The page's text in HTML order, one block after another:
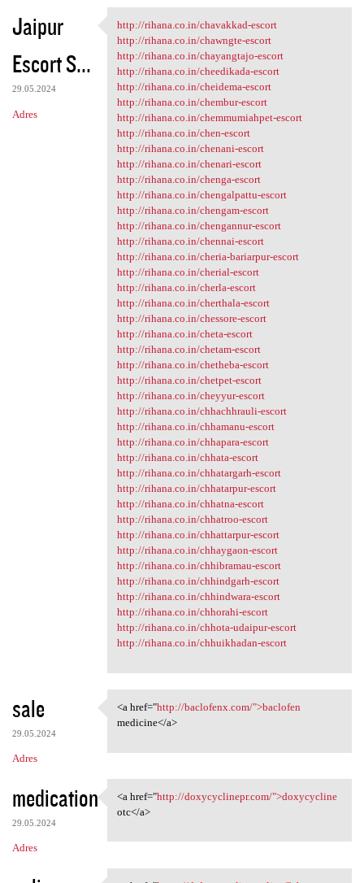
Jaipur
Escort S...
29.05.2024
Adres
http://rihana.co.in/chavakkad
http://rihana.co.in/chavakkad-escort
http://rihana.co.in/chawngte-escort
http://rihana.co.in/chayangtajo-escort
http://rihana.co.in/cheedikada-escort
http://rihana.co.in/cheidema-escort
http://rihana.co.in/chembur-escort
http://rihana.co.in/chemmumiahpet-escort
http://rihana.co.in/chen-escort
http://rihana.co.in/chenani-escort
http://rihana.co.in/chenari-escort
http://rihana.co.in/chenga-escort
http://rihana.co.in/chengalpattu-escort
http://rihana.co.in/chengam-escort
http://rihana.co.in/chengannur-escort
http://rihana.co.in/chennai-escort
http://rihana.co.in/cheria-bariarpur-escort
http://rihana.co.in/cherial-escort
http://rihana.co.in/cherla-escort
http://rihana.co.in/cherthala-escort
http://rihana.co.in/chessore-escort
http://rihana.co.in/cheta-escort
http://rihana.co.in/chetam-escort
http://rihana.co.in/chetheba-escort
http://rihana.co.in/chetpet-escort
http://rihana.co.in/cheyyur-escort
http://rihana.co.in/chhachhrauli-escort
http://rihana.co.in/chhamanu-escort
http://rihana.co.in/chhapara-escort
http://rihana.co.in/chhata-escort
http://rihana.co.in/chhatargarh-escort
http://rihana.co.in/chhatarpur-escort
http://rihana.co.in/chhatna-escort
http://rihana.co.in/chhatroo-escort
http://rihana.co.in/chhattarpur-escort
http://rihana.co.in/chhaygaon-escort
http://rihana.co.in/chhibramau-escort
http://rihana.co.in/chhindgarh-escort
http://rihana.co.in/chhindwara-escort
http://rihana.co.in/chhorahi-escort
http://rihana.co.in/chhota-udaipur-escort
http://rihana.co.in/chhuikhadan-escort
sale
29.05.2024
Adres
<a href="http://baclofenx.com
<a href="http://baclofenx.com/">baclofen
medicine</a>
medication
29.05.2024
Adres
<a href="http://doxycyclinepr
<a href="http://doxycyclinepr.com/">doxycycline
otc</a>